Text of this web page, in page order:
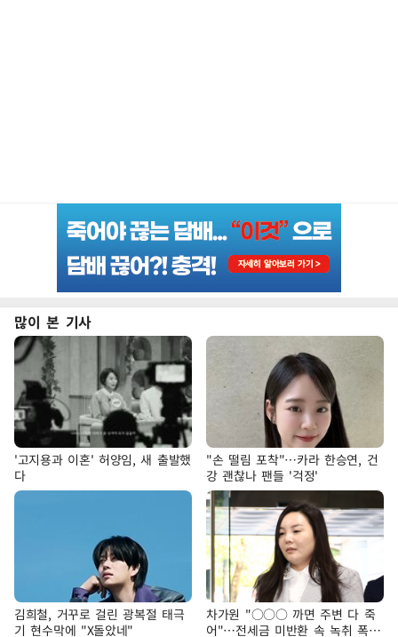
많이 본 기사
'고지용과 이혼' 허양임, 새 출발했
다
"손 떨림 포착"…카라 한승연, 건
강 괜찮나 팬들 '걱정'
김희철, 거꾸로 걸린 광복절 태극
기 현수막에 "X돌았네"
차가원 "○○○ 까면 주변 다 죽
어"…전세금 미반환 속 녹취 폭로